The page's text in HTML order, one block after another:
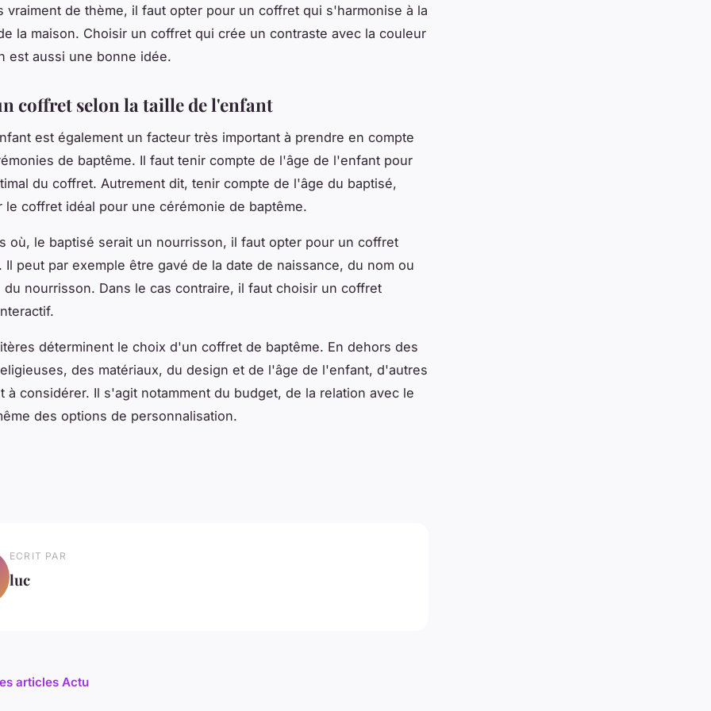
vraiment de thème, il faut opter pour un coffret qui s'harmonise à la
la maison. Choisir un coffret qui crée un contraste avec la couleur
est aussi une bonne idée.
coffret selon la taille de l'enfant
est également un facteur très important à prendre en compte
de baptême. Il faut tenir compte de l'âge de l'enfant pour
du coffret. Autrement dit, tenir compte de l'âge du baptisé,
le coffret idéal pour une cérémonie de baptême.
où, le baptisé serait un nourrisson, il faut opter pour un coffret
Il peut par exemple être gavé de la date de naissance, du nom ou
du nourrisson. Dans le cas contraire, il faut choisir un coffret
déterminent le choix d'un coffret de baptême. En dehors des
des matériaux, du design et de l'âge de l'enfant, d'autres
à considérer. Il s'agit notamment du budget, de la relation avec le
des options de personnalisation.
ECRIT PAR
luc
articles Actu